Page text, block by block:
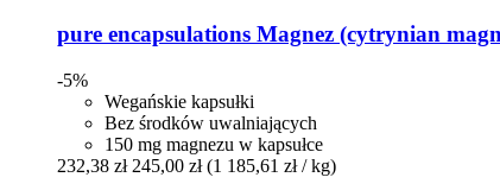
pure encapsulations Magnez (cytrynian
-5%
Wegańskie kapsułki
Bez środków uwalniających
150 mg magnezu w kapsułce
232,38 zł 245,00 zł (1 185,61 zł / kg)